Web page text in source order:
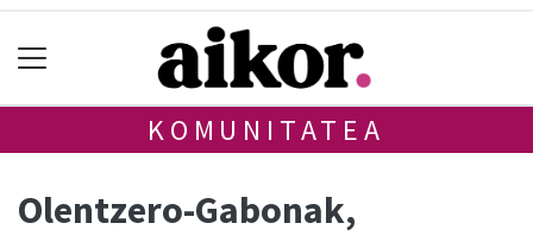
KOMUNITATEA
Olentzero-Gabonak,